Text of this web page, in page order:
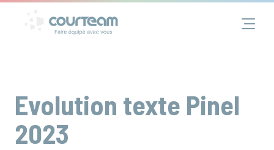
Evolution texte Pinel
2023
Panneau de gestion des cookies